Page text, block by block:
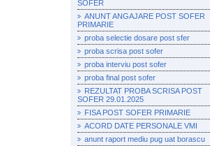
SOFER
ANUNT ANGAJARE POST SOFER
PRIMARIE
proba selectie dosare post sfer
proba scrisa post sofer
proba interviu post sofer
proba final post sofer
REZULTAT PROBA SCRISA POST
SOFER 29.01.2025
FISA POST SOFER PRIMARIE
ACORD DATE PERSONALE VMI
anunt raport mediu pug uat borascu